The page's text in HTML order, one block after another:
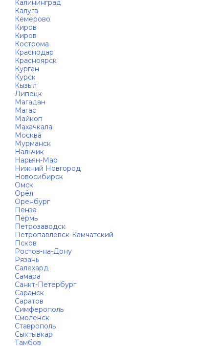
Калининград
Калуга
Кемерово
Киров
Киров
Кострома
Краснодар
Красноярск
Курган
Курск
Кызыл
Липецк
Магадан
Магас
Майкоп
Махачкала
Москва
Мурманск
Нальчик
Нарьян-Мар
Нижний Новгород
Новосибирск
Омск
Орёл
Оренбург
Пенза
Пермь
Петрозаводск
Петропавловск-Камчатский
Псков
Ростов-на-Дону
Рязань
Салехард
Самара
Санкт-Петербург
Саранск
Саратов
Симферополь
Смоленск
Ставрополь
Сыктывкар
Тамбов